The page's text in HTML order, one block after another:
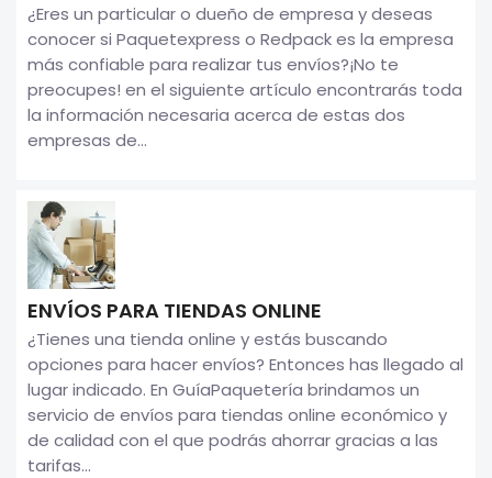
¿Eres un particular o dueño de empresa y deseas
conocer si Paquetexpress o Redpack es la empresa
más confiable para realizar tus envíos?¡No te
preocupes! en el siguiente artículo encontrarás toda
la información necesaria acerca de estas dos
empresas de...
ENVÍOS PARA TIENDAS ONLINE
¿Tienes una tienda online y estás buscando
opciones para hacer envíos? Entonces has llegado al
lugar indicado. En GuíaPaquetería brindamos un
servicio de envíos para tiendas online económico y
de calidad con el que podrás ahorrar gracias a las
tarifas...